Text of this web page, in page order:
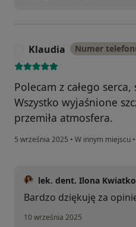
Klaudia Numer
Polecam z całego
Wszystko wyjaśnione
przemiła atmosfera.
5 września 2025 • W innym miejscu •
lek. dent. Ilona
Bardzo dziękuję za
10 września 2025